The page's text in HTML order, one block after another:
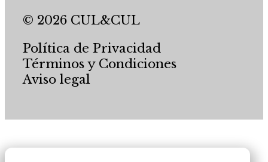
© 2026 CUL&CUL
Política de Privacidad
Términos y Condiciones
Aviso legal